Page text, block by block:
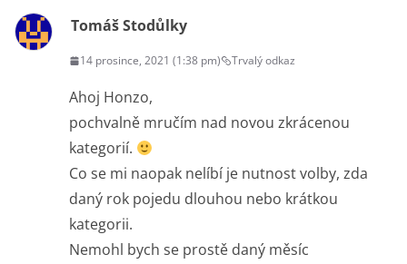
Tomáš Stodůlky
14 prosince, 2021 (1:38 pm) Trvalý odkaz
Ahoj Honzo,
pochvalně mručím nad novou zkrácenou
kategorií.
Co se mi naopak nelíbí je nutnost volby, zda
daný rok pojedu dlouhou nebo krátkou
kategorii.
Nemohl bych se prostě daný měsíc